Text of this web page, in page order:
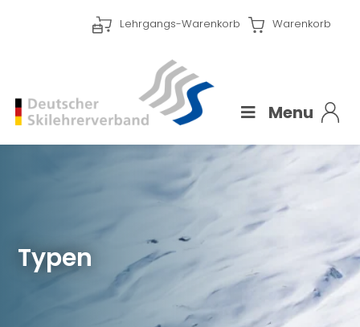
Lehrgangs-Warenkorb Warenkorb
Menu
Typen